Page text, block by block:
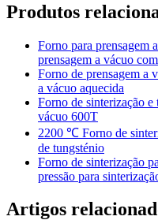
Produtos
Forno para prensagem
prensagem a vácuo
Forno de prensagem a
a vácuo aquecida
Forno de sinterização
vácuo 600T
2200 ℃ Forno de
de tungsténio
Forno de sinterização
pressão para
Artigos